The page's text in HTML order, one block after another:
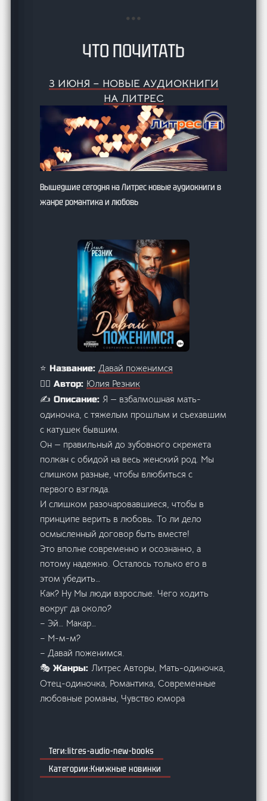
ЧТО ПОЧИТАТЬ
3 ИЮНЯ – НОВЫЕ АУДИОКНИГИ
НА ЛИТРЕС
Вышедшие сегодня на Литрес новые аудиокниги в
жанре романтика и любовь
⭐ Название:Давай поженимся
🙋‍♂️ Автор: Юлия Резник
✍️ Описание:Я — взбалмошная мать-
одиночка, с тяжелым прошлым и съехавшим
с катушек бывшим.
Он — правильный до зубовного скрежета
полкан с обидой на весь женский род. Мы
слишком разные, чтобы влюбиться с
первого взгляда.
И слишком разочаровавшиеся, чтобы в
принципе верить в любовь. То ли дело
осмысленный договор быть вместе!
Это вполне современно и осознанно, а
потому надежно. Осталось только его в
этом убедить…
Как? Ну Мы люди взрослые. Чего ходить
вокруг да около?
– Эй… Макар…
– М-м-м?
– Давай поженимся.
🎭 Жанры:Литрес Авторы, Мать-одиночка,
Отец-одиночка, Романтика, Современные
любовные романы, Чувство юмора
litres-audio-new-books
Книжные новинки